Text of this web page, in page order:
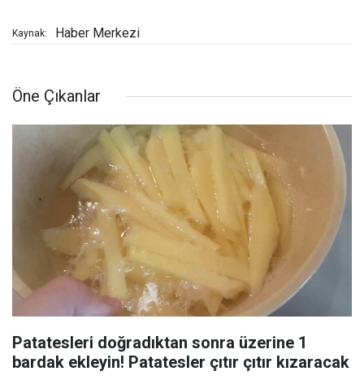
Kaynak: Haber Merkezi
Öne Çıkanlar
Patatesleri doğradıktan sonra üzerine 1
bardak ekleyin! Patatesler çıtır çıtır kızaracak